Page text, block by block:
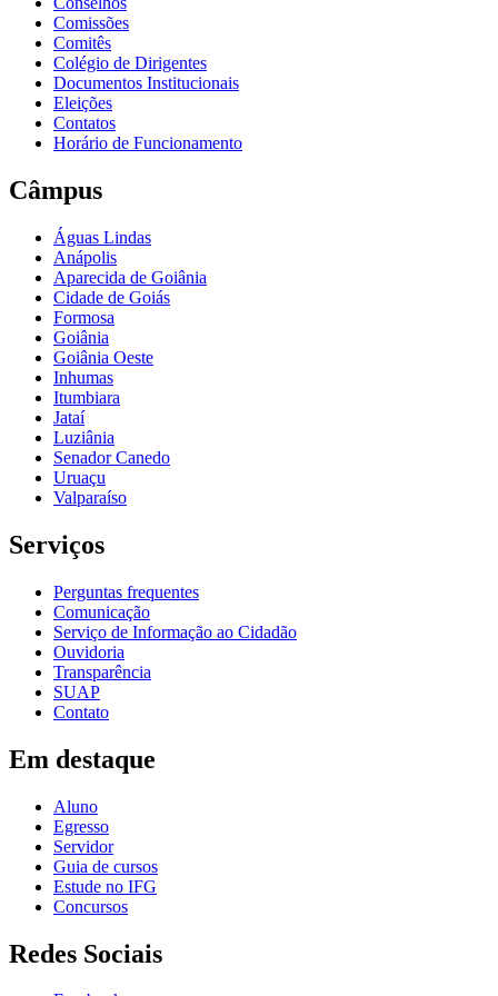
Comissões
Comitês
Colégio de Dirigentes
Documentos Institucionais
Eleições
Contatos
Horário de Funcionamento
Câmpus
Águas Lindas
Anápolis
Aparecida de Goiânia
Cidade de Goiás
Formosa
Goiânia
Goiânia Oeste
Inhumas
Itumbiara
Jataí
Luziânia
Senador Canedo
Uruaçu
Valparaíso
Serviços
Perguntas frequentes
Comunicação
Serviço de Informação ao Cidadão
Ouvidoria
Transparência
SUAP
Contato
Em destaque
Aluno
Egresso
Servidor
Guia de cursos
Estude no IFG
Concursos
Redes Sociais